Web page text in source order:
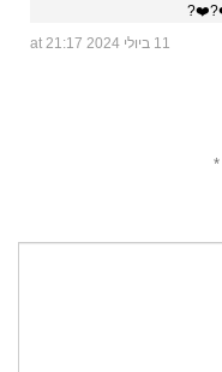
❤️?❤️?
11 ביולי 2024 at 21:17
*